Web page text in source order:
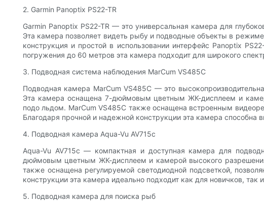
2. Garmin Panoptix PS22-TR
Garmin Panoptix PS22-TR — это универсальная камера для
Эта камера позволяет видеть рыбу и подводные объекты в
конструкция и простой в использовании интерфейс Panoptix
погружения до 60 метров эта камера подходит для широкого
3. Подводная система наблюдения MarCum VS485C
Подводная камера MarCum VS485C — это
Эта камера оснащена 7-дюймовым цветным ЖК-дисплеем и
подо льдом. MarCum VS485C также оснащена встроенным
Благодаря прочной и надежной конструкции эта камера
4. Подводная камера Aqua-Vu AV715c
Aqua-Vu AV715c — компактная и доступная камера для
дюймовым цветным ЖК-дисплеем и камерой высокого
также оснащена регулируемой светодиодной подсветкой,
конструкции эта камера идеально подходит как для новичков,
5. Подводная камера для поиска рыб